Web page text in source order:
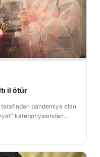
il ötür
pandemiya elan
kateqoriyasından